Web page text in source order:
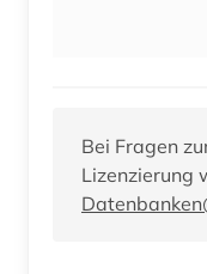
Bei Fragen
Lizenzierung